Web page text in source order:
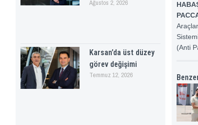
Ağustos 2, 2026
Karsan’da üst düzey
görev değişimi
Temmuz 12, 2026
(Anti